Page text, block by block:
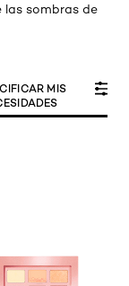
las sombras de
MIS